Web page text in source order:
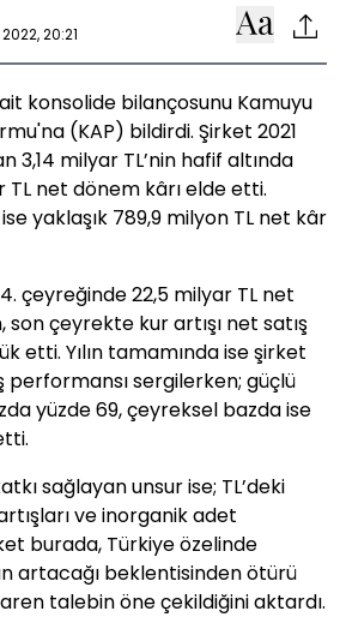
20:21
ait konsolide bilançosunu Kamuyu
(KAP) bildirdi. Şirket 2021
3,14 milyar TL’nin hafif altında
TL net dönem kârı elde etti.
yaklaşık 789,9 milyon TL net kâr
4. çeyreğinde 22,5 milyar TL net
son çeyrekte kur artışı net satış
etti. Yılın tamamında ise şirket
performansı sergilerken; güçlü
yüzde 69, çeyreksel bazda ise
sağlayan unsur ise; TL’deki
ve inorganik adet
burada, Türkiye özelinde
artacağı beklentisinden ötürü
talebin öne çekildiğini aktardı.